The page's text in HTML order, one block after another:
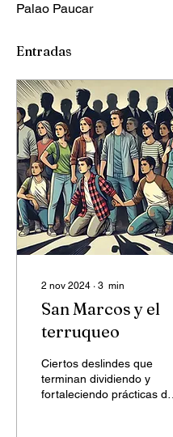
Palao Paucar
Entradas
2 nov 2024 ∙ 3 min
San Marcos y el
terruqueo
Ciertos deslindes que
terminan dividiendo y
fortaleciendo prácticas de